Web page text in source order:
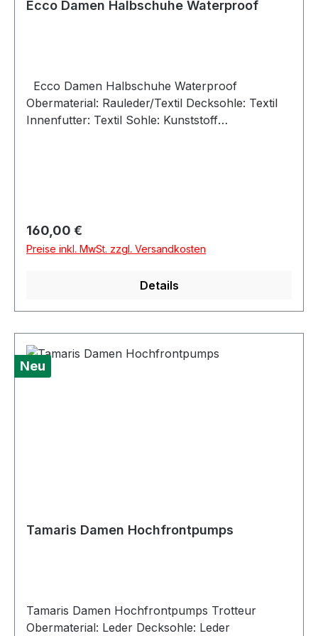
Ecco Damen Halbschuhe Waterproof
Ecco Damen Halbschuhe Waterproof
Obermaterial: Rauleder/Textil Decksohle: Textil
Innenfutter: Textil Sohle: Kunststoff
Produktsicherheitsverordnung, GPSR)Ecco
ECCO (Deutschland) GmbHFriesenweg 2822763
HamburgDeutschlandkundenbetreuung@eu.ecc
Regulärer Preis:
160,00 €
Preise inkl. MwSt. zzgl. Versandkosten
Details
Neu
Tamaris Damen Hochfrontpumps
Tamaris Damen Hochfrontpumps Trotteur
Obermaterial: Leder Decksohle: Leder